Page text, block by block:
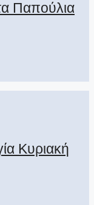
Παπούλια
Κυριακή